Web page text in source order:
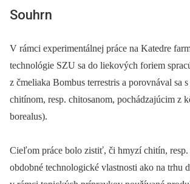
Souhrn
V rámci experimentálnej práce na Katedre
technológie SZU sa do liekových foriem
z čmeliaka Bombus terrestris a porovnával sa
chitínom, resp. chitosanom, pochádzajúcim z
borealus).
Cieľom práce bolo zistiť, či hmyzí chitín, resp.
obdobné technologické vlastnosti ako na trhu